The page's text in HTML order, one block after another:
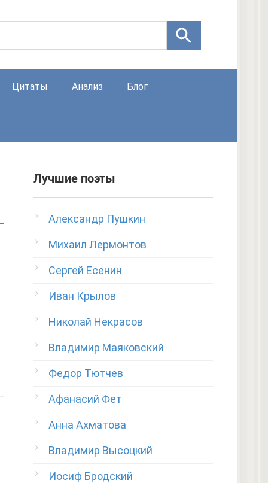
Цитаты Анализ Блог
Лучшие поэты
Александр Пушкин
Михаил Лермонтов
Сергей Есенин
Иван Крылов
Николай Некрасов
Владимир Маяковский
Федор Тютчев
Афанасий Фет
Анна Ахматова
Владимир Высоцкий
Иосиф Бродский